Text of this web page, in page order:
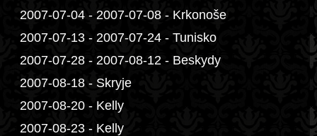
2007-07-04 - 2007-07-08 - Krkonoše
2007-07-13 - 2007-07-24 - Tunisko
2007-07-28 - 2007-08-12 - Beskydy
2007-08-18 - Skryje
2007-08-20 - Kelly
2007-08-23 - Kelly